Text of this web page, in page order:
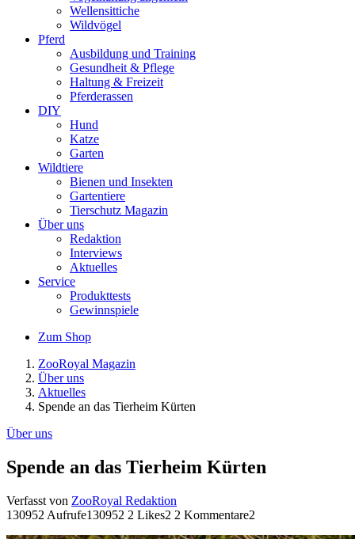
Wellensittiche
Wildvögel
Pferd
Ausbildung und Training
Gesundheit & Pflege
Haltung & Freizeit
Pferderassen
DIY
Hund
Katze
Garten
Wildtiere
Bienen und Insekten
Gartentiere
Tierschutz Magazin
Über uns
Redaktion
Interviews
Aktuelles
Service
Produkttests
Gewinnspiele
Zum Shop
ZooRoyal Magazin
Über uns
Aktuelles
Spende an das Tierheim Kürten
Über uns
Spende an das Tierheim Kürten
Verfasst von ZooRoyal Redaktion
130952 Aufrufe130952 2 Likes2 2 Kommentare2